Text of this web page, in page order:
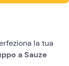
la tua
a Sauze